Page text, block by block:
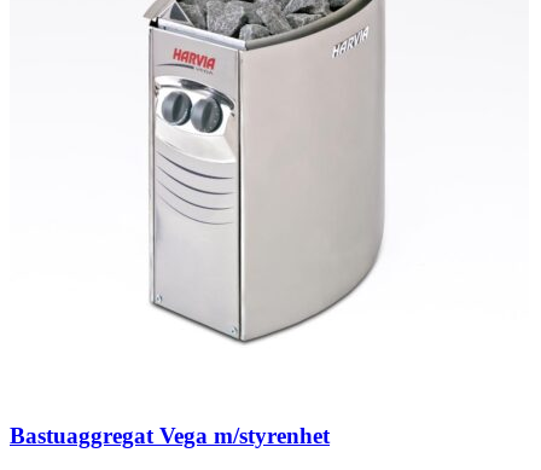
olika
alternativen
väljas
produktsidan
Bastuaggregat Vega m/styrenhet